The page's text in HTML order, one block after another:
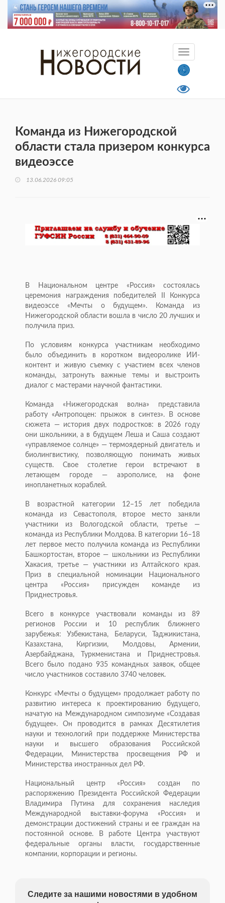
Команда из Нижегородской
области стала призером конкурса
видеоэссе
13.06.2026 09:05
В Национальном центре «Россия» состоялась
церемония награждения победителей II Конкурса
видеоэссе «Мечты о будущем». Команда из
Нижегородской области вошла в число 20 лучших и
получила приз.
По условиям конкурса участникам необходимо
было объединить в коротком видеоролике ИИ-
контент и живую съемку с участием всех членов
команды, затронуть важные темы и выстроить
диалог с мастерами научной фантастики.
Команда «Нижегородская волна» представила
работу «Антропоцен: прыжок в синтез». В основе
сюжета — история двух подростков: в 2026 году
они школьники, а в будущем Леша и Саша создают
«управляемое солнце» — термоядерный двигатель и
биолингвистику, позволяющую понимать живых
существ. Свое столетие герои встречают в
летающем городе — аэрополисе, на фоне
инопланетных кораблей.
В возрастной категории 12–15 лет победила
команда из Севастополя, второе место заняли
участники из Вологодской области, третье —
команда из Республики Молдова. В категории 16–18
лет первое место получила команда из Республики
Башкортостан, второе — школьники из Республики
Хакасия, третье — участники из Алтайского края.
Приз в специальной номинации Национального
центра «Россия» присужден команде из
Приднестровья.
Всего в конкурсе участвовали команды из 89
регионов России и 10 республик ближнего
зарубежья: Узбекистана, Беларуси, Таджикистана,
Казахстана, Киргизии, Молдовы, Армении,
Азербайджана, Туркменистана и Приднестровья.
Всего было подано 935 командных заявок, общее
число участников составило 3740 человек.
Конкурс «Мечты о будущем» продолжает работу по
развитию интереса к проектированию будущего,
начатую на Международном симпозиуме «Создавая
будущее». Он проводится в рамках Десятилетия
науки и технологий при поддержке Министерства
науки и высшего образования Российской
Федерации, Министерства просвещения РФ и
Министерства иностранных дел РФ.
Национальный центр «Россия» создан по
распоряжению Президента Российской Федерации
Владимира Путина для сохранения наследия
Международной выставки-форума «Россия» и
демонстрации достижений страны и ее граждан на
постоянной основе. В работе Центра участвуют
федеральные органы власти, государственные
компании, корпорации и регионы.
Следите за нашими новостями в удобном